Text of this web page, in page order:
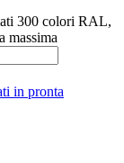
300 colori RAL,
massima
in pronta